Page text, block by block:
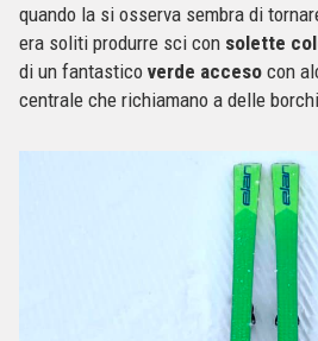
quando la si osserva sembra di
era soliti produrre sci con solette
di un fantastico verde acceso con
centrale che richiamano a delle